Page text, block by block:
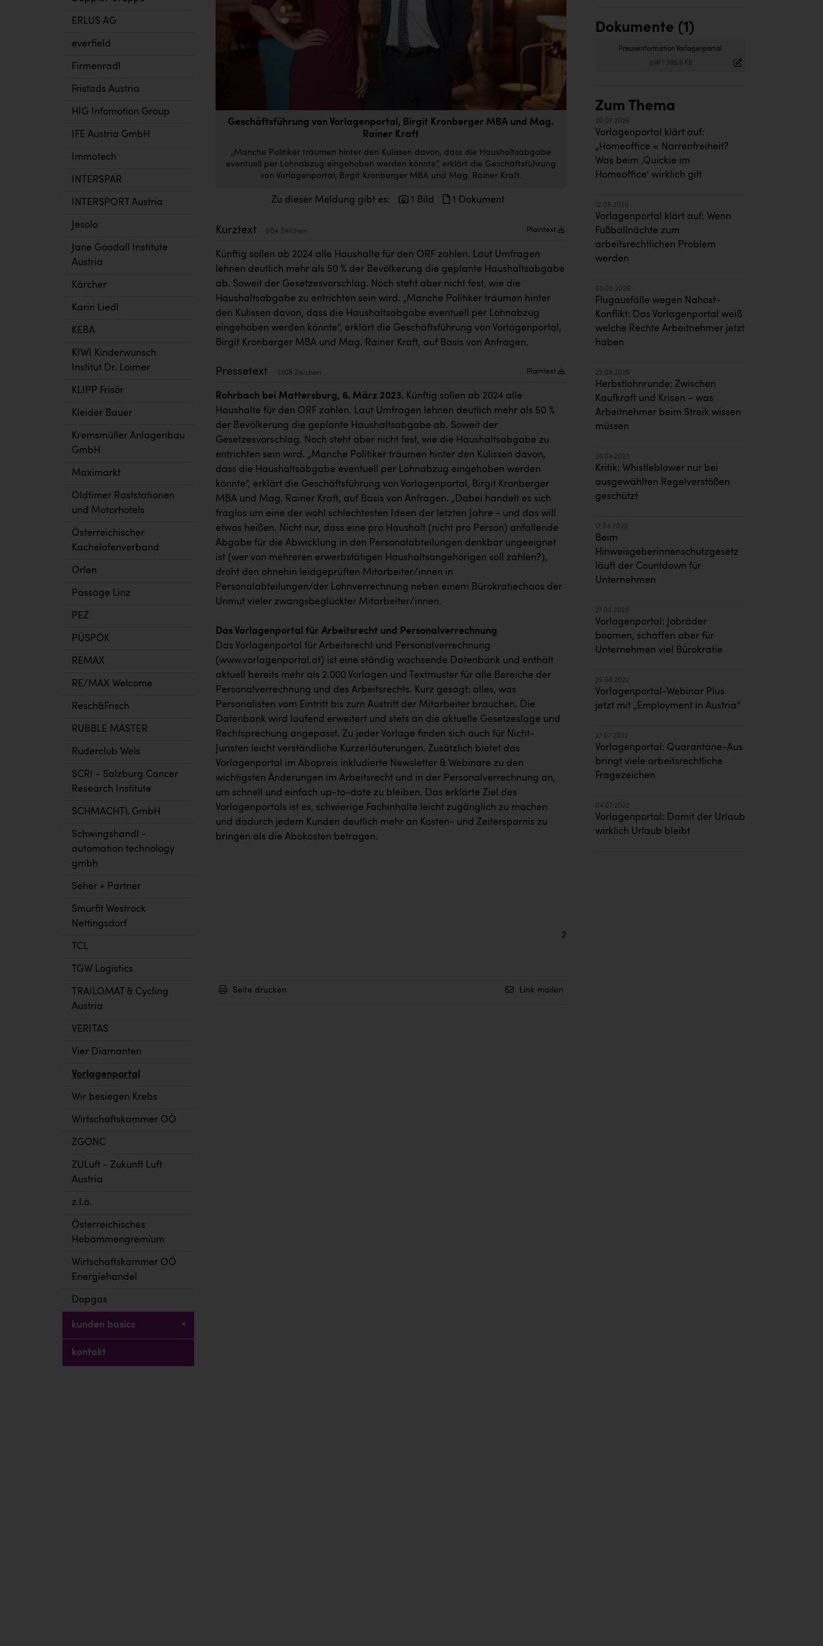
ERLUS AG
everfield
Firmenradl
Fristads Austria
HIG Infomotion Group
IFE Austria GmbH
Immotech
INTERSPAR
INTERSPORT Austria
Jesolo
Jane Goodall Institute
Austria
Kärcher
Karin Liedl
KEBA
KIWI Kinderwunsch
Institut Dr. Loimer
KLIPP Frisör
Kleider Bauer
Kremsmüller Anlagenbau
GmbH
Maximarkt
Oldtimer Raststationen
und Motorhotels
Österreichischer
Kachelofenverband
Orlen
Passage Linz
PEZ
PÜSPÖK
REMAX
RE/MAX Welcome
Resch&Frisch
RUBBLE MASTER
Ruderclub Wels
SCRI - Salzburg Cancer
Research Institute
SCHMACHTL GmbH
Schwingshandl -
automation technology
gmbh
Seher + Partner
Smurfit Westrock
Nettingsdorf
TCL
TGW Logistics
TRAILOMAT & Cycling
Austria
VERITAS
Vier Diamanten
Vorlagenportal
Wir besiegen Krebs
Wirtschaftskammer OÖ
ZGONC
ZULuft - Zukunft Luft
Austria
z.l.ö.
Österreichisches
Hebammengremium
Wirtschaftskammer OÖ
Energiehandel
Dopgas
kunden basics
kontakt
Geschäftsführung von Vorlagenportal, Birgit Kronberger MBA und Mag.
Rainer Kraft
„Manche Politiker träumen hinter den Kulissen davon, dass die Haushaltsabgabe
eventuell per Lohnabzug eingehoben werden könnte“, erklärt die Geschäftsführung
von Vorlagenportal, Birgit Kronberger MBA und Mag. Rainer Kraft.
Zu dieser Meldung gibt es: 1 Bild 1 Dokument
Kurztext 504 Zeichen Plaintext
Künftig sollen ab 2024 alle Haushalte für den ORF zahlen. Laut Umfragen
lehnen deutlich mehr als 50 % der Bevölkerung die geplante Haushaltsabgabe
ab. Soweit der Gesetzesvorschlag. Noch steht aber nicht fest, wie die
Haushaltsabgabe zu entrichten sein wird. „Manche Politiker träumen hinter
den Kulissen davon, dass die Haushaltsabgabe eventuell per Lohnabzug
eingehoben werden könnte“, erklärt die Geschäftsführung von Vorlagenportal,
Birgit Kronberger MBA und Mag. Rainer Kraft, auf Basis von Anfragen.
Pressetext 2308 Zeichen Plaintext
Rohrbach bei Mattersburg, 6. März 2023. Künftig sollen ab 2024 alle
Haushalte für den ORF zahlen. Laut Umfragen lehnen deutlich mehr als 50 %
der Bevölkerung die geplante Haushaltsabgabe ab. Soweit der
Gesetzesvorschlag. Noch steht aber nicht fest, wie die Haushaltsabgabe zu
entrichten sein wird. „Manche Politiker träumen hinter den Kulissen davon,
dass die Haushaltsabgabe eventuell per Lohnabzug eingehoben werden
könnte“, erklärt die Geschäftsführung von Vorlagenportal, Birgit Kronberger
MBA und Mag. Rainer Kraft, auf Basis von Anfragen. „Dabei handelt es sich
fraglos um eine der wohl schlechtesten Ideen der letzten Jahre - und das will
etwas heißen. Nicht nur, dass eine pro Haushalt (nicht pro Person) anfallende
Abgabe für die Abwicklung in den Personalabteilungen denkbar ungeeignet
ist (wer von mehreren erwerbstätigen Haushaltsangehörigen soll zahlen?),
droht den ohnehin leidgeprüften Mitarbeiter/innen in
Personalabteilungen/der Lohnverrechnung neben einem Bürokratiechaos der
Unmut vieler zwangsbeglückter Mitarbeiter/innen.
Das Vorlagenportal für Arbeitsrecht und Personalverrechnung
Das Vorlagenportal für Arbeitsrecht und Personalverrechnung
(www.vorlagenportal.at) ist eine ständig wachsende Datenbank und enthält
aktuell bereits mehr als 2.000 Vorlagen und Textmuster für alle Bereiche der
Personalverrechnung und des Arbeitsrechts. Kurz gesagt: alles, was
Personalisten vom Eintritt bis zum Austritt der Mitarbeiter brauchen. Die
Datenbank wird laufend erweitert und stets an die aktuelle Gesetzeslage und
Rechtsprechung angepasst. Zu jeder Vorlage finden sich auch für Nicht-
Juristen leicht verständliche Kurzerläuterungen. Zusätzlich bietet das
Vorlagenportal im Abopreis inkludierte Newsletter & Webinare zu den
wichtigsten Änderungen im Arbeitsrecht und in der Personalverrechnung an,
um schnell und einfach up-to-date zu bleiben. Das erklärte Ziel des
Vorlagenportals ist es, schwierige Fachinhalte leicht zugänglich zu machen
und dadurch jedem Kunden deutlich mehr an Kosten- und Zeitersparnis zu
bringen als die Abokosten betragen.
2
Seite drucken Link mailen
Dokumente (1)
Presseinformation Vorlagenportal
.pdf 389,9 KB
Zum Thema
20.07.2026
Vorlagenportal klärt auf:
„Homeoffice = Narrenfreiheit?
Was beim ‚Quickie im
Homeoffice‘ wirklich gilt
12.05.2026
Vorlagenportal klärt auf: Wenn
Fußballnächte zum
arbeitsrechtlichen Problem
werden
03.03.2026
Flugausfälle wegen Nahost-
Konflikt: Das Vorlagenportal weiß
welche Rechte Arbeitnehmer jetzt
haben
22.09.2025
Herbstlohnrunde: Zwischen
Kaufkraft und Krisen – was
Arbeitnehmer beim Streik wissen
müssen
25.04.2023
Kritik: Whistleblower nur bei
ausgewählten Regelverstößen
geschützt
17.04.2023
Beim
Hinweisgeberinnenschutzgesetz
läuft der Countdown für
Unternehmen
27.03.2023
Vorlagenportal: Jobräder
boomen, schaffen aber für
Unternehmen viel Bürokratie
25.08.2022
Vorlagenportal-Webinar Plus
jetzt mit „Employment in Austria“
27.07.2022
Vorlagenportal: Quarantäne-Aus
bringt viele arbeitsrechtliche
Fragezeichen
04.07.2022
Vorlagenportal: Damit der Urlaub
wirklich Urlaub bleibt